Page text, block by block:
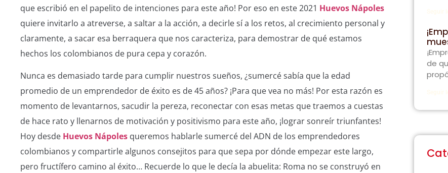
que escribió en el papelito de intenciones para este año! Por eso en este 2021 Huevos Nápoles
quiere invitarlo a atreverse, a saltar a la acción, a decirle sí a los retos, al crecimiento personal y
claramente, a sacar esa berraquera que nos caracteriza, para demostrar de qué estamos
hechos los colombianos de pura cepa y corazón.
Nunca es demasiado tarde para cumplir nuestros sueños, ¿sumercé sabía que la edad
promedio de un emprendedor de éxito es de 45 años? ¡Para que vea no más! Por esta razón es
momento de levantarnos, sacudir la pereza, reconectar con esas metas que traemos a cuestas
de hace rato y llenarnos de motivación y positivismo para este año, ¡lograr sonreír triunfantes!
Hoy desde Huevos Nápoles queremos hablarle sumercé del ADN de los emprendedores
colombianos y compartirle algunos consejitos para que sepa por dónde empezar este largo,
pero fructífero camino al éxito… Recuerde lo que le decía la abuelita: Roma no se construyó en
de